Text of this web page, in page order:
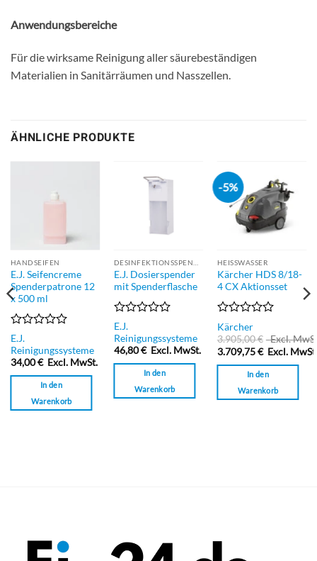
Anwendungsbereiche
Für die wirksame Reinigung aller säurebeständigen
Materialien in Sanitärräumen und Nasszellen.
ÄHNLICHE PRODUKTE
HANDSEIFEN
E.J. Seifencreme
Spenderpatrone 12
x 500 ml
Bewertet
mit
0
von
E.J.
Reinigungssysteme
34,00€ Excl. MwSt.
In den
Warenkorb
E.J. Dosierspender
mit Spenderflasche
Bewertet
mit
0
von
E.J.
Reinigungssysteme
46,80€ Excl. MwSt.
In den
Warenkorb
-5%
HEISSWASSER
Kärcher HDS 8/18-
4 CX Aktionsset
Bewertet
mit
0
von
5
Kärcher
3.905,00€
Excl.
3.709,75€ Excl. MwSt.
In den
Warenkorb